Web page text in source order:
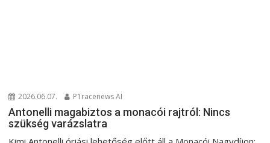
2026.06.07. P1racenews AI
Antonelli magabiztos a monacói rajtról: Nincs
szükség varázslatra